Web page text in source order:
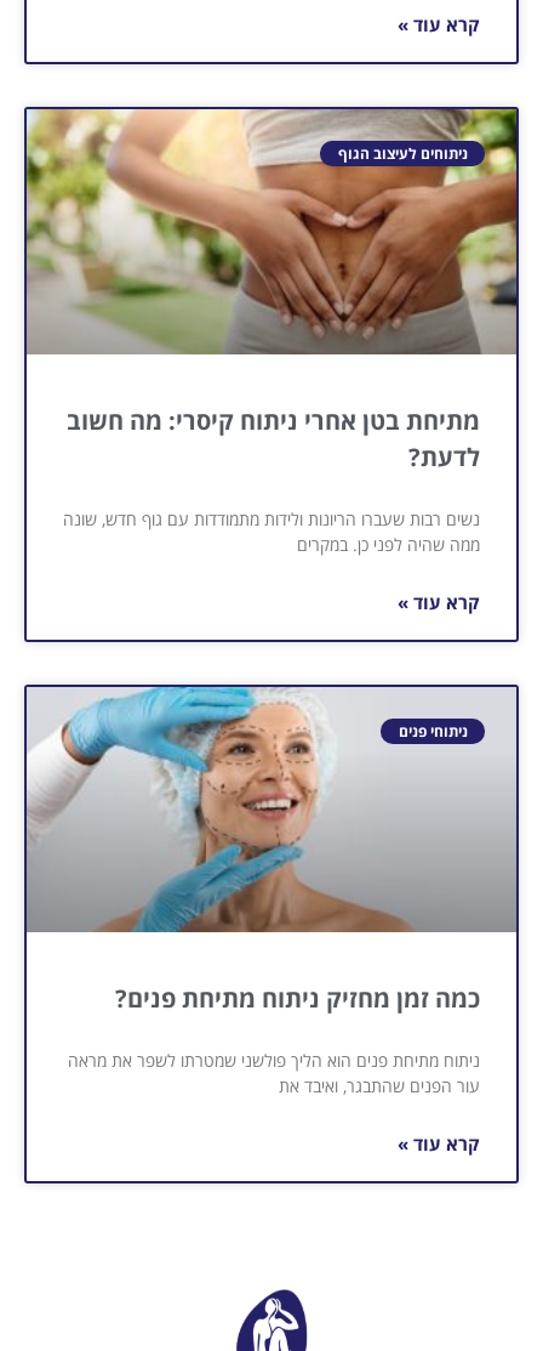
קרא עוד »
ניתוחים לעיצוב הגוף
מתיחת בטן אחרי ניתוח קיסרי: מה חשוב
לדעת?
נשים רבות שעברו הריונות ולידות מתמודדות עם גוף חדש, שונה
ממה שהיה לפני כן. במקרים
קרא עוד »
ניתוחי פנים
כמה זמן מחזיק ניתוח מתיחת פנים?
ניתוח מתיחת פנים הוא הליך פולשני שמטרתו לשפר את מראה
עור הפנים שהתבגר, ואיבד את
קרא עוד »